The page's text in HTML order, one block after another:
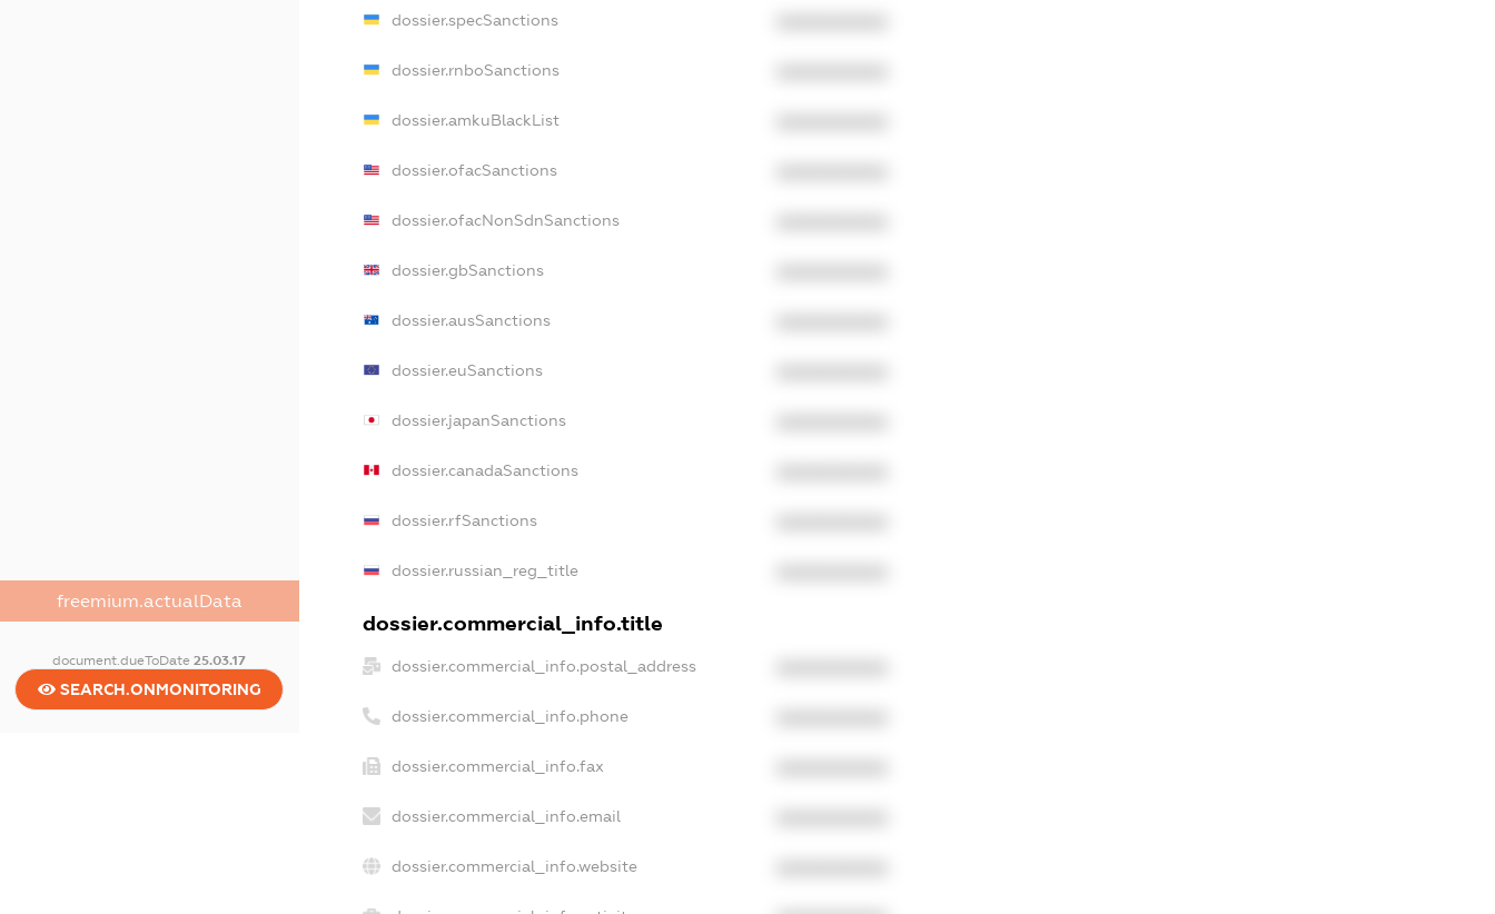
freemium.actualData
document.dueToDate25.03.17
SEARCH.ONMONITORING
dossier.specSanctions
dossier.rnboSanctions
dossier.amkuBlackList
dossier.ofacSanctions
dossier.ofacNonSdnSanctions
dossier.gbSanctions
dossier.ausSanctions
dossier.euSanctions
dossier.japanSanctions
dossier.canadaSanctions
dossier.rfSanctions
dossier.russian_reg_title
dossier.commercial_info.title
dossier.commercial_info.postal_address
dossier.commercial_info.phone
dossier.commercial_info.fax
dossier.commercial_info.email
dossier.commercial_info.website